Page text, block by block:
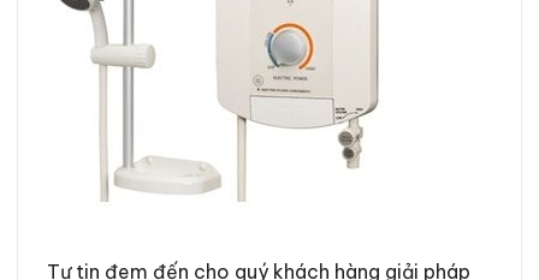
Tự tin đem đến cho quý khách hàng giải pháp